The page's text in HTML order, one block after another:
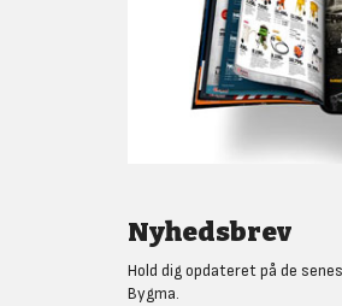
Nyhedsbrev
Hold dig opdateret på de
Bygma.